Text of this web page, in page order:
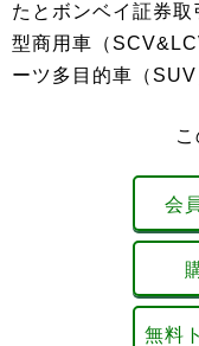
たとボンベイ証券
型商用車（
ーツ多目的車（
会
無料